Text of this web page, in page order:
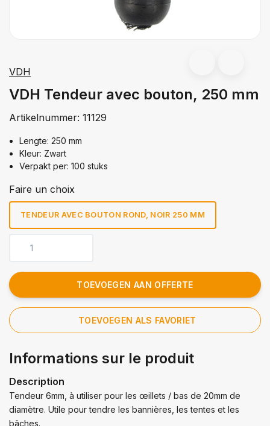
VDH
VDH Tendeur avec bouton, 250 mm
Artikelnummer: 11129
Lengte: 250 mm
Kleur: Zwart
Verpakt per: 100 stuks
Faire un choix
TENDEUR AVEC BOUTON ROND, NOIR 250 MM
TOEVOEGEN AAN OFFERTE
TOEVOEGEN ALS FAVORIET
Informations sur le produit
Description
Tendeur 6mm, à utiliser pour les œillets / bas de 20mm de
diamètre. Utile pour tendre les bannières, les tentes et les
bâches.